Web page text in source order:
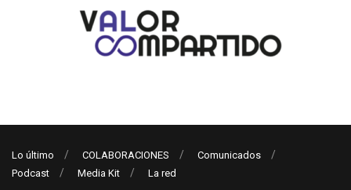
Lo último COLABORACIONES
Comunicados
Podcast
Media Kit La red